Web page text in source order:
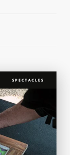
SPECTACLES